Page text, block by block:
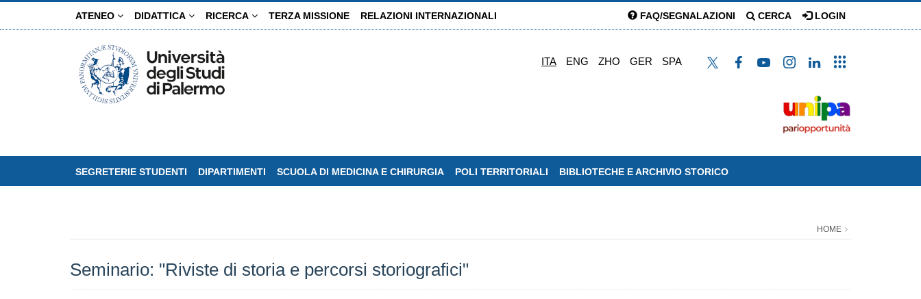
ATENEO DIDATTICA RICERCA TERZA MISSIONE RELAZIONI INTERNAZIONALI FAQ/SEGNALAZIONI CERCA LOGIN
ITA ENG ZHO GER SPA
SEGRETERIE STUDENTI DIPARTIMENTI SCUOLA DI MEDICINA E CHIRURGIA POLI TERRITORIALI BIBLIOTECHE E ARCHIVIO STORICO
HOME
Seminario: "Riviste di storia e percorsi storiografici"